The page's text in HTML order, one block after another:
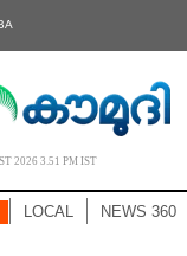
2026 3.51 PM IST
LOCAL NEWS 360